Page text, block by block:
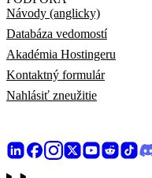
Návody (anglicky)
Databáza vedomostí
Akadémia Hostingeru
Kontaktný formulár
Nahlásiť zneužitie